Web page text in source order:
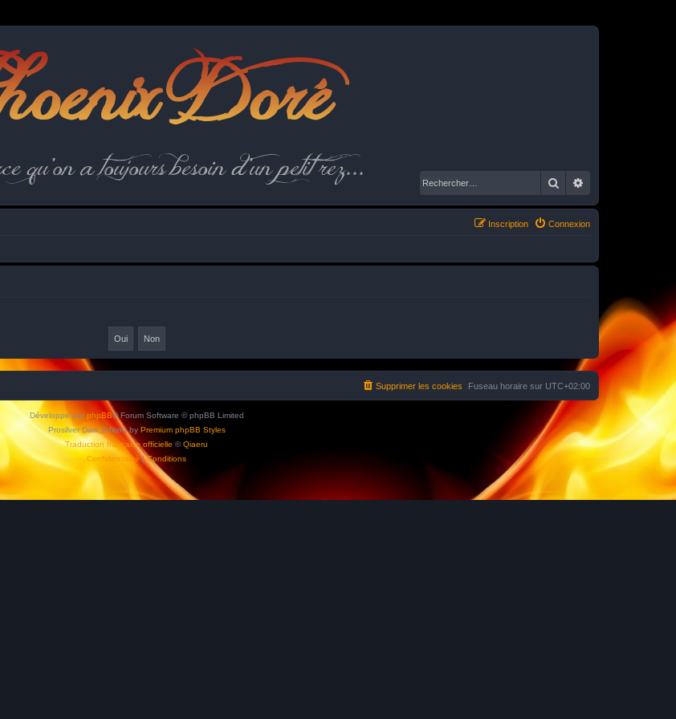
Doré
qu'on a toujours besoin d'un petit rez... Rechercher
Connexion
Inscription
Fuseau horaire sur UTC+02:00
Supprimer les cookies
Développé par phpBB® Forum Software © phpBB Limited
Prosilver Dark Edition by Premium phpBB Styles
Traduction française officielle ©Qiaeru
Confidentialité|Conditions